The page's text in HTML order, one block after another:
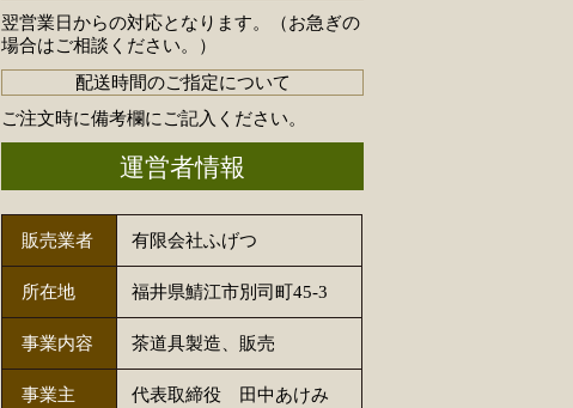
翌営業日からの対応となります。（お急ぎの
場合はご相談ください。）
配送時間のご指定について
ご注文時に備考欄にご記入ください。
運営者情報
販売業者 有限会社ふげつ
所在地 福井県鯖江市別司町45-3
事業内容 茶道具製造、販売
事業主 代表取締役 田中あけみ